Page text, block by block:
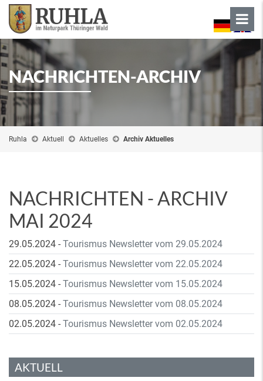
NACHRICHTEN-ARCHIV
Ruhla Aktuell Aktuelles Archiv Aktuelles
NACHRICHTEN - ARCHIV
MAI 2024
29.05.2024 - Tourismus Newsletter vom 29.05.2024
22.05.2024 - Tourismus Newsletter vom 22.05.2024
15.05.2024 - Tourismus Newsletter vom 15.05.2024
08.05.2024 - Tourismus Newsletter vom 08.05.2024
02.05.2024 - Tourismus Newsletter vom 02.05.2024
AKTUELL